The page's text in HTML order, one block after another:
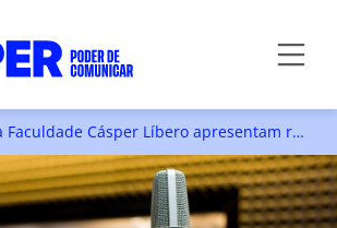
Alunos da Faculdade Cásper Líbero apresentam reportagem sobre slam na rádio CBN